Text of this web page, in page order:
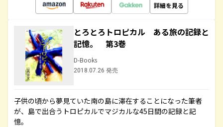
詳細を見る
とろとろトロピカル ある旅の記録と
記憶。 第3巻
D-Books
2018.07.26 発売
子供の頃から夢見ていた南の島に滞在することになった筆者
が、島で出合うトロピカルでマジカルな45日間の記録と記
憶。